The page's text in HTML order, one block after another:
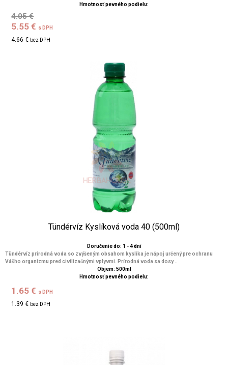
Hmotnosť pevného podielu:
4.05 €
5.55 € s DPH
4.66 € bez DPH
Tündérvíz Kyslíková voda 40 (500ml)
Doručenie do: 1 - 4 dní
Tündérvíz prírodná voda so zvýšeným obsahom kyslíka je nápoj určený pre ochranu
Vášho organizmu pred civilizačnými vplyvmi. Prírodná voda sa dosy...
Objem: 500ml
Hmotnosť pevného podielu:
1.65 € s DPH
1.39 € bez DPH